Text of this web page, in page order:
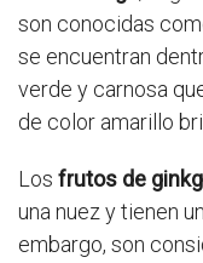
son conocidas
se encuentran
verde y carnosa
de color amarillo
Los frutos de
una nuez y tienen
embargo, son